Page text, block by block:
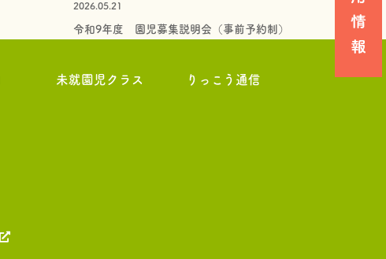
2026.05.21
令和9年度 園児募集説明会（事前予約制）
未就園児クラス りっこう通信